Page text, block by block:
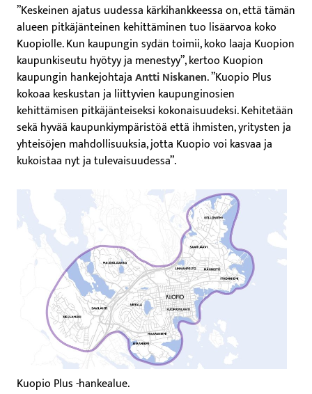
”Keskeinen ajatus uudessa kärkihankkeessa on, että tämän
alueen pitkäjänteinen kehittäminen tuo lisäarvoa koko
Kuopiolle. Kun kaupungin sydän toimii, koko laaja Kuopion
kaupunkiseutu hyötyy ja menestyy”, kertoo Kuopion
kaupungin hankejohtajaAntti Niskanen. ”Kuopio Plus
kokoaa keskustan ja liittyvien kaupunginosien
kehittämisen pitkäjänteiseksi kokonaisuudeksi. Kehitetään
sekä hyvää kaupunkiympäristöä että ihmisten, yritysten ja
yhteisöjen mahdollisuuksia, jotta Kuopio voi kasvaa ja
kukoistaa nyt ja tulevaisuudessa”.
Kuopio Plus -hankealue.